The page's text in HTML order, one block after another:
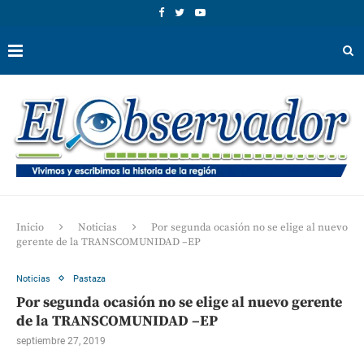
Inicio Noticias
Por segunda ocasión no se elige al nuevo
gerente de la TRANSCOMUNIDAD –EP
Noticias Pastaza
Por segunda ocasión no se elige al nuevo gerente
de la TRANSCOMUNIDAD –EP
septiembre 27, 2019